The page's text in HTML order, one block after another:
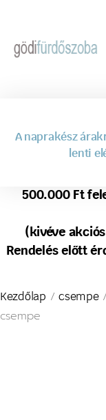
A naprakész
lenti
500.000 Ft
(kivéve
Rendelés előtt
Kezdőlap /csempe/
csempe